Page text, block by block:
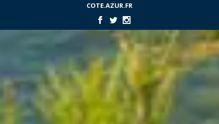
COTE.AZUR.FR